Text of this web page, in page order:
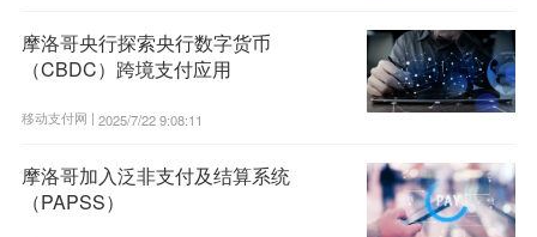
摩洛哥央行探索央行数字货币
（CBDC）跨境支付应用
移动支付网 | 2025/7/22 9:08:11
摩洛哥加入泛非支付及结算系统
（PAPSS）